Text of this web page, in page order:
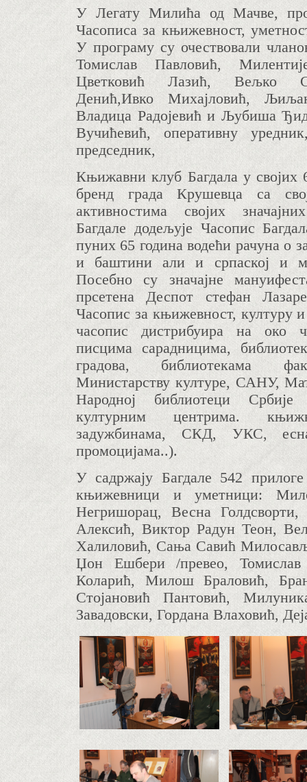
У Легату Милића од Мачве,
Часописа за књижевност,
У програму су очествовали
Томислав Павловић,
Цветковић Лазић, Вељко
Денић,Ивко Михајловић,
Владица Радојевић и Љубиша
Вучићевић, оперативну
председник,
Књижавни клуб Багдала у својих
бренд града Крушевца са
активностима својих
Багдале додељује Часопис
пуних 65 година водећи рачуна о
и баштини али и српаској и
Посебно су значајне
прсетена Деспот стефан
Часопис за књижевност, културу и
часопис дистрибуира на око
писцима сарадницима,
градова, библиотекама
Министарству културе, САНУ,
Народној библиотеци
културним центрима.
задужбинама, СКД, УКС,
промоцијама..).
У садржају Багдале 542 прилоге
књижевници и уметници:
Негришорац, Весна
Алексић, Виктор Радун Теон,
Халиловић, Сања Савић
Џон Ешбери /превео,
Коларић, Милош Браловић,
Стојановић Пантовић,
Завадовски, Гордана Влаховић,